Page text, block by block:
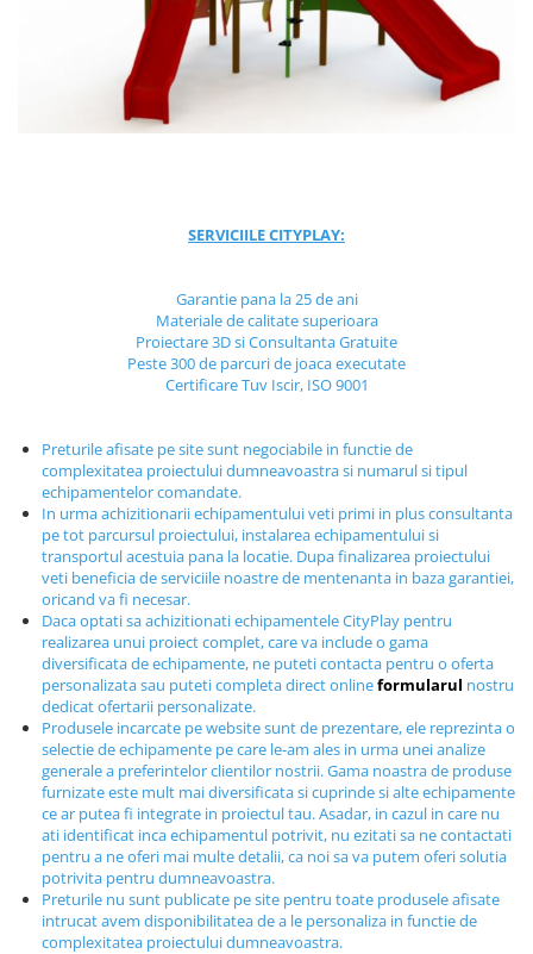
Echipamente de catarat
Trasee echilibristica
Echipamente tematice
Fotbal si Handbal
Street Workout
Terenuri Multisport
Trasee Ninja
Echipamente fitness
Mese de jocuri
MOBILIER URBAN
Garduri/Imprejmuiri
Cosuri de gunoi
Panouri pentru informare/Marcaje
Foisoare si pergole
Rastel Biciclete
Banci
SERVICIILE CITYPLAY:
Garantie pana la 25 de ani
Materiale de calitate superioara
Proiectare 3D si Consultanta Gratuite
Peste 300 de parcuri de joaca executate
Certificare Tuv Iscir, ISO 9001
Preturile afisate pe site sunt negociabile in functie de
complexitatea proiectului dumneavoastra si numarul si tipul
echipamentelor comandate.
In urma achizitionarii echipamentului veti primi in plus consultanta
pe tot parcursul proiectului, instalarea echipamentului si
transportul acestuia pana la locatie. Dupa finalizarea proiectului
veti beneficia de serviciile noastre de mentenanta in baza garantiei,
oricand va fi necesar.
Daca optati sa achizitionati echipamentele CityPlay pentru
realizarea unui proiect complet, care va include o gama
diversificata de echipamente, ne puteti contacta pentru o oferta
personalizata sau puteti completa direct onlineformularul nostru
dedicat ofertarii personalizate.
Produsele incarcate pe website sunt de prezentare, ele reprezinta o
selectie de echipamente pe care le-am ales in urma unei analize
generale a preferintelor clientilor nostrii. Gama noastra de produse
furnizate este mult mai diversificata si cuprinde si alte echipamente
ce ar putea fi integrate in proiectul tau. Asadar, in cazul in care nu
ati identificat inca echipamentul potrivit, nu ezitati sa ne contactati
pentru a ne oferi mai multe detalii, ca noi sa va putem oferi solutia
potrivita pentru dumneavoastra.
Preturile nu sunt publicate pe site pentru toate produsele afisate
intrucat avem disponibilitatea de a le personaliza in functie de
complexitatea proiectului dumneavoastra.